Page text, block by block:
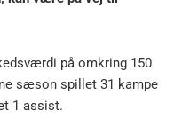
på omkring 150
sæson spillet 31 kampe
1 assist.